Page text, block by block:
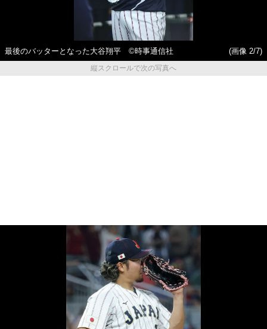
最後のバッターとなった大谷翔平 ©時事通信社
(画像 2/7)
縦スクロールで次の写真へ